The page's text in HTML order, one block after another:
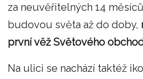
za neuvěřitelných 14
budovou světa až do doby,
první věž Světového
Na ulici se nachází taktéž